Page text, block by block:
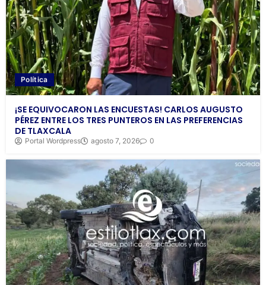
Política
¡SE EQUIVOCARON LAS ENCUESTAS! CARLOS AUGUSTO
PÉREZ ENTRE LOS TRES PUNTEROS EN LAS PREFERENCIAS
DE TLAXCALA
Portal Wordpress agosto 7, 2026 0